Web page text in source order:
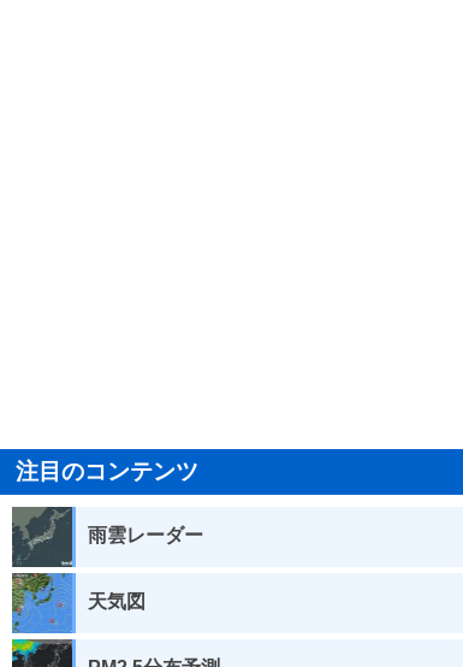
注目のコンテンツ
雨雲レーダー
天気図